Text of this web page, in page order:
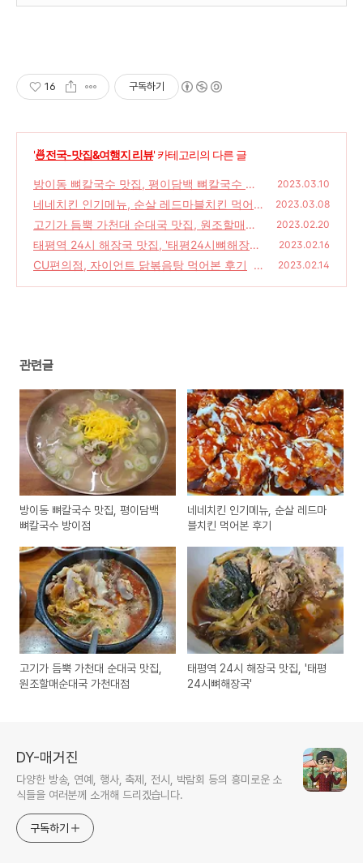
16 구독하기
'🍜전국-맛집&여행지 리뷰' 카테고리의 다른 글
방이동 뼈칼국수 맛집, 평이담백 뼈칼국수 방
이점
(39)
2023.03.10
네네치킨 인기메뉴, 순살 레드마블치킨 먹어본
후기
(40)
2023.03.08
고기가 듬뿍 가천대 순대국 맛집, 원조할매순
대국 가천대점
(50)
2023.02.20
태평역 24시 해장국 맛집, '태평24시뼈해장국'
(34)
2023.02.16
CU편의점, 자이언트 닭볶음탕 먹어본 후기
(1
2023.02.14
관련글
방이동 뼈칼국수 맛집, 평이담백
뼈칼국수 방이점
네네치킨 인기메뉴, 순살 레드마
블치킨 먹어본 후기
고기가 듬뿍 가천대 순대국 맛집,
원조할매순대국 가천대점
태평역 24시 해장국 맛집, '태평
24시뼈해장국'
DY-매거진
다양한 방송, 연예, 행사, 축제, 전시, 박람회 등의 흥미로운 소
식들을 여러분께 소개해 드리겠습니다.
구독하기